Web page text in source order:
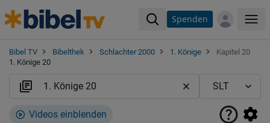
Spenden
Bibel TV Bibelthek Schlachter 2000 1. Könige
Kapitel 20
1. Könige 20
Videos einblenden